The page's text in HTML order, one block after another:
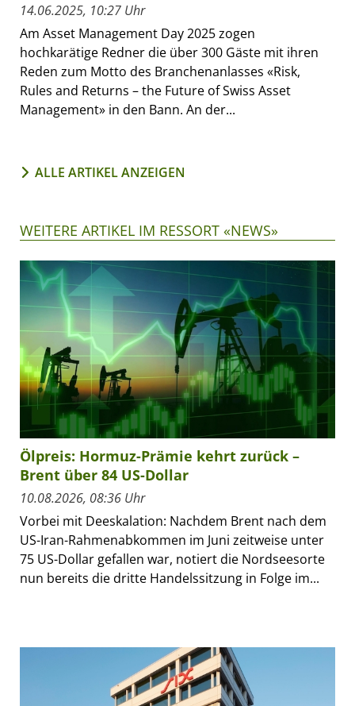
14.06.2025, 10:27 Uhr
Am Asset Management Day 2025 zogen
hochkarätige Redner die über 300 Gäste mit ihren
Reden zum Motto des Branchenanlasses «Risk,
Rules and Returns – the Future of Swiss Asset
Management» in den Bann. An der...
ALLE ARTIKEL ANZEIGEN
WEITERE ARTIKEL IM RESSORT «NEWS»
Ölpreis: Hormuz-Prämie kehrt zurück –
Brent über 84 US-Dollar
10.08.2026, 08:36 Uhr
Vorbei mit Deeskalation: Nachdem Brent nach dem
US-Iran-Rahmenabkommen im Juni zeitweise unter
75 US-Dollar gefallen war, notiert die Nordseesorte
nun bereits die dritte Handelssitzung in Folge im...